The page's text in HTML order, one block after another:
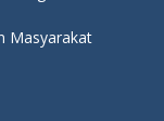
Masyarakat